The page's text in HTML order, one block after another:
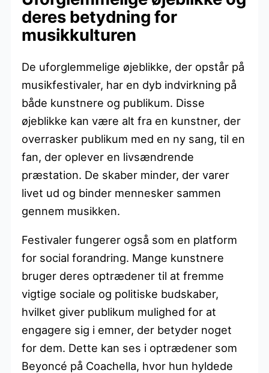
deres betydning for
musikkulturen
De uforglemmelige øjeblikke, der opstår på
musikfestivaler, har en dyb indvirkning på
både kunstnere og publikum. Disse
øjeblikke kan være alt fra en kunstner, der
overrasker publikum med en ny sang, til en
fan, der oplever en livsændrende
præstation. De skaber minder, der varer
livet ud og binder mennesker sammen
gennem musikken.
Festivaler fungerer også som en platform
for social forandring. Mange kunstnere
bruger deres optrædener til at fremme
vigtige sociale og politiske budskaber,
hvilket giver publikum mulighed for at
engagere sig i emner, der betyder noget
for dem. Dette kan ses i optrædener som
Beyoncé på Coachella, hvor hun hyldede